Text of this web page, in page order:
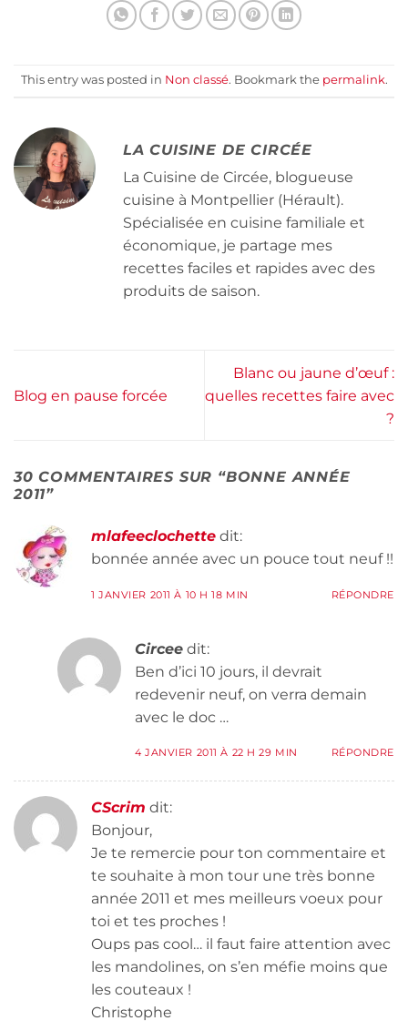
This entry was posted in Non classé. Bookmark the permalink.
LA CUISINE DE CIRCÉE
La Cuisine de Circée, blogueuse
cuisine à Montpellier (Hérault).
Spécialisée en cuisine familiale et
économique, je partage mes
recettes faciles et rapides avec des
produits de saison.
Blog en pause forcée
Blanc ou jaune d’œuf :
quelles recettes faire avec
?
30 COMMENTAIRES SUR “BONNE ANNÉE
2011”
mlafeeclochette dit:
bonnée année avec un pouce tout neuf !!
1 JANVIER 2011 À 10 H 18 MIN RÉPONDRE
Circee dit:
Ben d’ici 10 jours, il devrait
redevenir neuf, on verra demain
avec le doc …
4 JANVIER 2011 À 22 H 29 MIN RÉPONDRE
CScrim dit:
Bonjour,
Je te remercie pour ton commentaire et
te souhaite à mon tour une très bonne
année 2011 et mes meilleurs voeux pour
toi et tes proches !
Oups pas cool… il faut faire attention avec
les mandolines, on s’en méfie moins que
les couteaux !
Christophe